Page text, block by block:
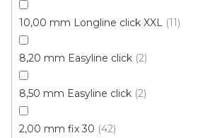
10,00 mm Longline click XXL 11
8,20 mm Easyline click 2
8,50 mm Easyline click 2
2,00 mm fix 30 42